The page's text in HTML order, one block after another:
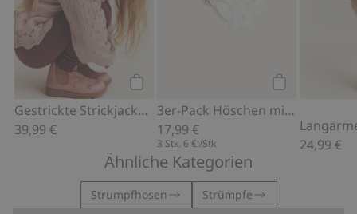
Gestrickte Strickjacke mit Stickerei
39,99 €
3er-Pack Höschen mit Blumenmuster
17,99 €
3 Stk. 6 € /Stk 24,99 €
Ähnliche Kategorien
Strumpfhosen Strümpfe